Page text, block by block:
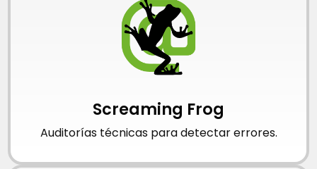
Screaming Frog
Auditorías técnicas para detectar errores.